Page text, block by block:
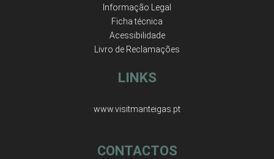
Informação Legal
Ficha técnica
Acessibilidade
Livro de Reclamações
LINKS
www.visitmanteigas.pt
CONTACTOS